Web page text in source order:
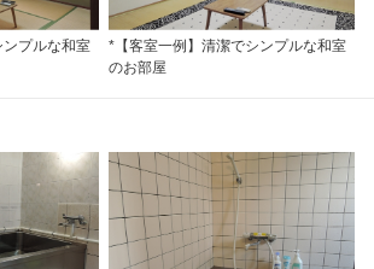
プルな和室
*【客室一例】清潔でシンプルな和室
のお部屋